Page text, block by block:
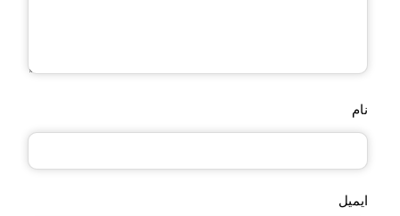
نام
ایمیل